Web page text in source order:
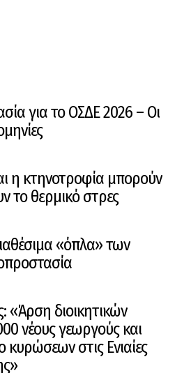
για το ΟΣΔΕ 2026 – Οι
η κτηνοτροφία μπορούν
το θερμικό στρες
«όπλα» των
«Άρση διοικητικών
νέους γεωργούς και
κυρώσεων στις Ενιαίες